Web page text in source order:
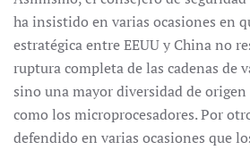
ha insistido en varias ocasiones en
estratégica entre EEUU y China no
ruptura completa de las cadenas de
sino una mayor diversidad de
como los microprocesadores. Por
defendido en varias ocasiones que